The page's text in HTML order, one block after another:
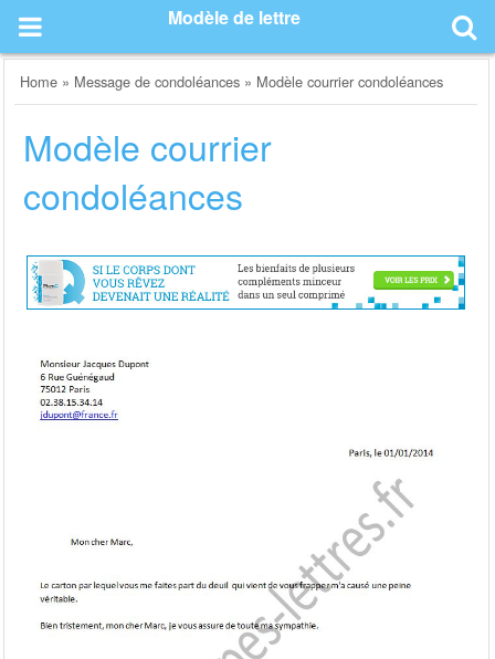
content
Modèle de lettre
Home » Message de condoléances » Modèle courrier condoléances
Modèle courrier
condoléances